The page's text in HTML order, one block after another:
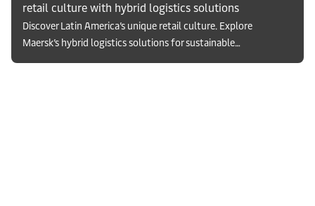
retail culture with hybrid logistics solutions
Discover Latin America’s unique retail culture. Explore
Maersk’s hybrid logistics solutions for sustainable